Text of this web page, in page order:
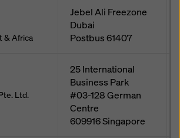
& Africa
Jebel Ali Freezone
Dubai
Postbus61407
Ltd.
25 International
Business Park
#03-128 German
Centre
609916Singapore